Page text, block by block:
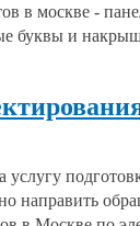
в москве -
буквы и
услугу
направить